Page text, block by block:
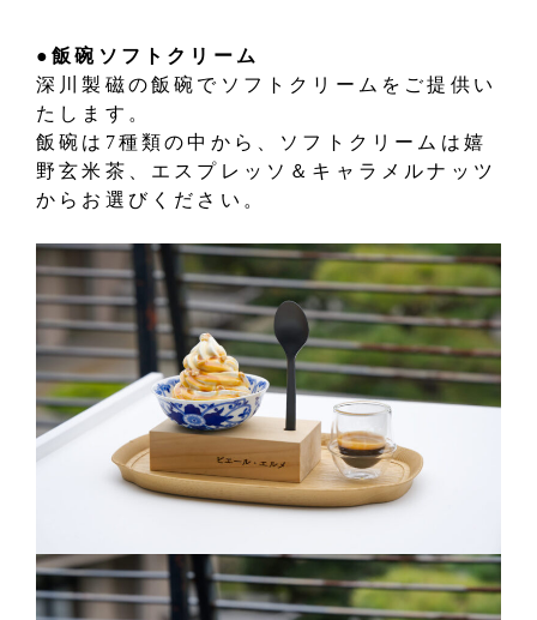
●飯碗ソフトクリーム
深川製磁の飯碗でソフトクリームをご提供い
たします。
飯碗は7種類の中から、ソフトクリームは嬉
野玄米茶、エスプレッソ＆キャラメルナッツ
からお選びください。